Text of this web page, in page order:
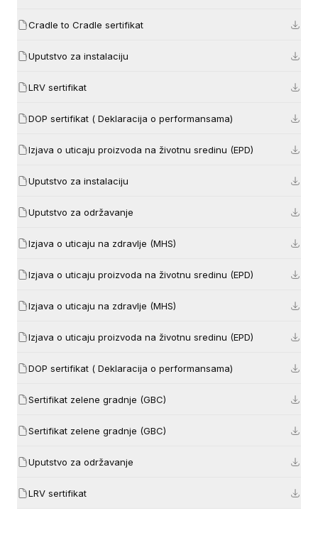
Cradle to Cradle sertifikat
Uputstvo za instalaciju
LRV sertifikat
DOP sertifikat ( Deklaracija o performansama)
Izjava o uticaju proizvoda na životnu sredinu (EPD)
Uputstvo za instalaciju
Uputstvo za održavanje
Izjava o uticaju na zdravlje (MHS)
Izjava o uticaju proizvoda na životnu sredinu (EPD)
Izjava o uticaju na zdravlje (MHS)
Izjava o uticaju proizvoda na životnu sredinu (EPD)
DOP sertifikat ( Deklaracija o performansama)
Sertifikat zelene gradnje (GBC)
Sertifikat zelene gradnje (GBC)
Uputstvo za održavanje
LRV sertifikat